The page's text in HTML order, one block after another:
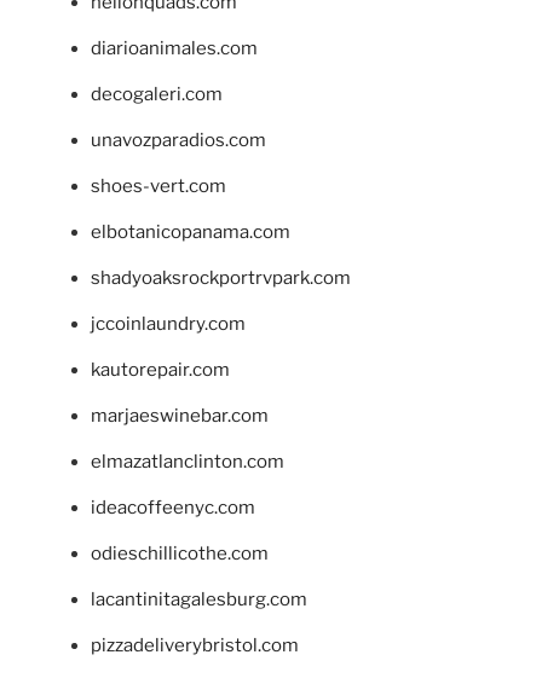
diarioanimales.com
decogaleri.com
unavozparadios.com
shoes-vert.com
elbotanicopanama.com
shadyoaksrockportrvpark.com
jccoinlaundry.com
kautorepair.com
marjaeswinebar.com
elmazatlanclinton.com
ideacoffeenyc.com
odieschillicothe.com
lacantinitagalesburg.com
pizzadeliverybristol.com